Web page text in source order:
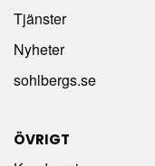
Tjänster
Nyheter
sohlbergs.se
ÖVRIGT